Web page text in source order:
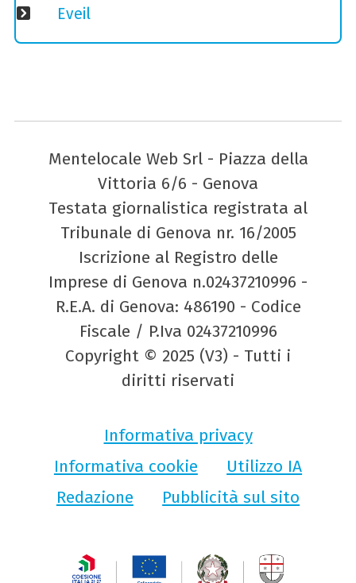
Eveil
Mentelocale Web Srl - Piazza della
Vittoria 6/6 - Genova
Testata giornalistica registrata al
Tribunale di Genova nr. 16/2005
Iscrizione al Registro delle
Imprese di Genova n.02437210996 -
R.E.A. di Genova: 486190 - Codice
Fiscale / P.Iva 02437210996
Copyright © 2025 (V3) - Tutti i
diritti riservati
Informativa privacy
Informativa cookie
Utilizzo IA
Redazione
Pubblicità sul sito